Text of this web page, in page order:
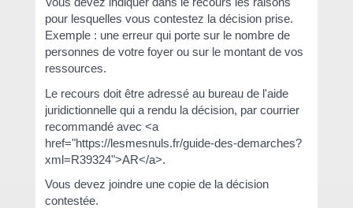
pour lesquelles vous contestez la décision prise.
Exemple : une erreur qui porte sur le nombre de
personnes de votre foyer ou sur le montant de vos
ressources.
Le recours doit être adressé au bureau de l'aide
juridictionnelle qui a rendu la décision, par courrier
recommandé avec <a
href="https://lesmesnuls.fr/guide-des-demarches?
xml=R39324">AR</a>.
Vous devez joindre une copie de la décision
contestée.